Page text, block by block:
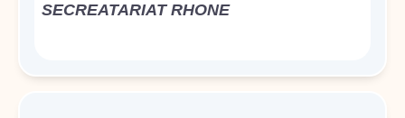
SECREATARIAT RHONE